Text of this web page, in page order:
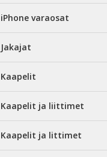
iPhone varaosat
Jakajat
Kaapelit
Kaapelit ja liittimet
Kaapelit ja littimet